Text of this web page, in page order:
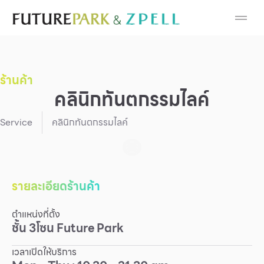
Cosmetic
Fashion
Food
Gold & Jewelry
IT
Mobile
ร้านค้า
คลินิกทันตกรรมไลค์
Service คลินิกทันตกรรมไลค์
รายละเอียดร้านค้า
ตำแหน่งที่ตั้ง
ชั้น3โซนFuture Park
เวลาเปิดให้บริการ